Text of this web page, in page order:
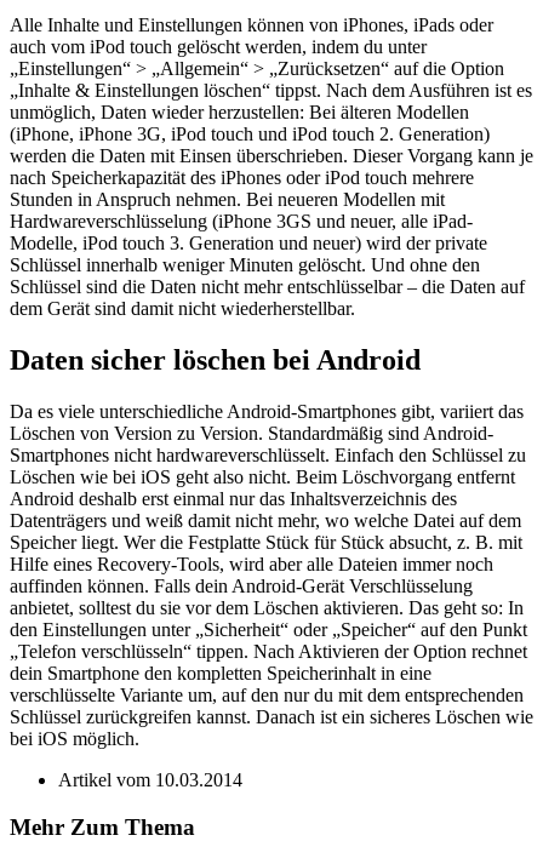
Alle Inhalte und Einstellungen können von iPhones, iPads oder
auch vom iPod touch gelöscht werden, indem du unter
„Einstellungen“ > „Allgemein“ > „Zurücksetzen“ auf die Option
„Inhalte & Einstellungen löschen“ tippst. Nach dem Ausführen ist es
unmöglich, Daten wieder herzustellen: Bei älteren Modellen
(iPhone, iPhone 3G, iPod touch und iPod touch 2. Generation)
werden die Daten mit Einsen überschrieben. Dieser Vorgang kann je
nach Speicherkapazität des iPhones oder iPod touch mehrere
Stunden in Anspruch nehmen. Bei neueren Modellen mit
Hardwareverschlüsselung (iPhone 3GS und neuer, alle iPad-
Modelle, iPod touch 3. Generation und neuer) wird der private
Schlüssel innerhalb weniger Minuten gelöscht. Und ohne den
Schlüssel sind die Daten nicht mehr entschlüsselbar – die Daten auf
dem Gerät sind damit nicht wiederherstellbar.
Daten sicher löschen bei Android
Da es viele unterschiedliche Android-Smartphones gibt, variiert das
Löschen von Version zu Version. Standardmäßig sind Android-
Smartphones nicht hardwareverschlüsselt. Einfach den Schlüssel zu
Löschen wie bei iOS geht also nicht. Beim Löschvorgang entfernt
Android deshalb erst einmal nur das Inhaltsverzeichnis des
Datenträgers und weiß damit nicht mehr, wo welche Datei auf dem
Speicher liegt. Wer die Festplatte Stück für Stück absucht, z. B. mit
Hilfe eines Recovery-Tools, wird aber alle Dateien immer noch
auffinden können. Falls dein Android-Gerät Verschlüsselung
anbietet, solltest du sie vor dem Löschen aktivieren. Das geht so: In
den Einstellungen unter „Sicherheit“ oder „Speicher“ auf den Punkt
„Telefon verschlüsseln“ tippen. Nach Aktivieren der Option rechnet
dein Smartphone den kompletten Speicherinhalt in eine
verschlüsselte Variante um, auf den nur du mit dem entsprechenden
Schlüssel zurückgreifen kannst. Danach ist ein sicheres Löschen wie
bei iOS möglich.
Artikel vom 10.03.2014
Mehr Zum Thema